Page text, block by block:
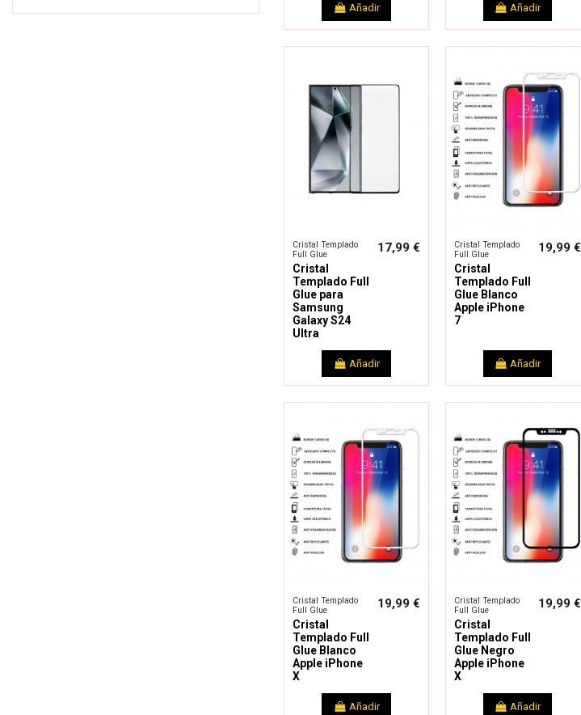
Añadir Añadir
Cristal Templado
Full Glue
Cristal
Templado Full
Glue para
Samsung
Galaxy S24
Ultra
17,99 €
Añadir
Cristal Templado
Full Glue
Cristal
Templado Full
Glue Blanco
Apple iPhone
7
19,99 €
Añadir
Cristal Templado
Full Glue
Cristal
Templado Full
Glue Blanco
Apple iPhone
X
19,99 €
Añadir
Cristal Templado
Full Glue
Cristal
Templado Full
Glue Negro
Apple iPhone
X
19,99 €
Añadir